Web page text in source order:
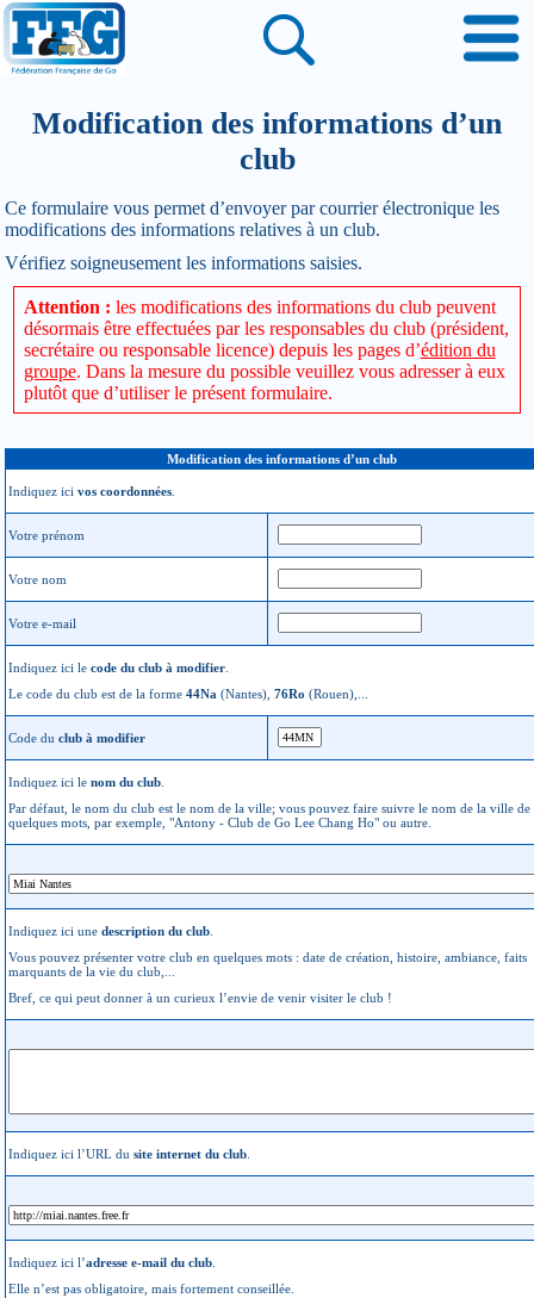
Modification des informations d’un
club
Ce formulaire vous permet d’envoyer par courrier électronique les
modifications des informations relatives à un club.
Vérifiez soigneusement les informations saisies.
Attention : les modifications des informations du club peuvent
désormais être effectuées par les responsables du club (président,
secrétaire ou responsable licence) depuis les pages d’édition du
groupe. Dans la mesure du possible veuillez vous adresser à eux
plutôt que d’utiliser le présent formulaire.
Modification des informations d’un club
Indiquez ici vos coordonnées
Votre prénom
Votre nom
Votre e-mail
Indiquez ici le code du club à modifier
Le code du club est de la forme 44Na (Nantes), 76Ro (Rouen),...
Code du club à modifier
Indiquez ici le nom du club
Par défaut, le nom du club est le nom de la ville; vous pouvez faire suivre le nom de la ville de
quelques mots, par exemple, "Antony - Club de Go Lee Chang Ho" ou autre.
Indiquez ici une description du club
Vous pouvez présenter votre club en quelques mots : date de création, histoire, ambiance, faits
marquants de la vie du club,...
Bref, ce qui peut donner à un curieux l’envie de venir visiter le club !
Indiquez ici l’URL du site internet du club
Indiquez ici l’adresse e-mail du club
Elle n’est pas obligatoire, mais fortement conseillée.